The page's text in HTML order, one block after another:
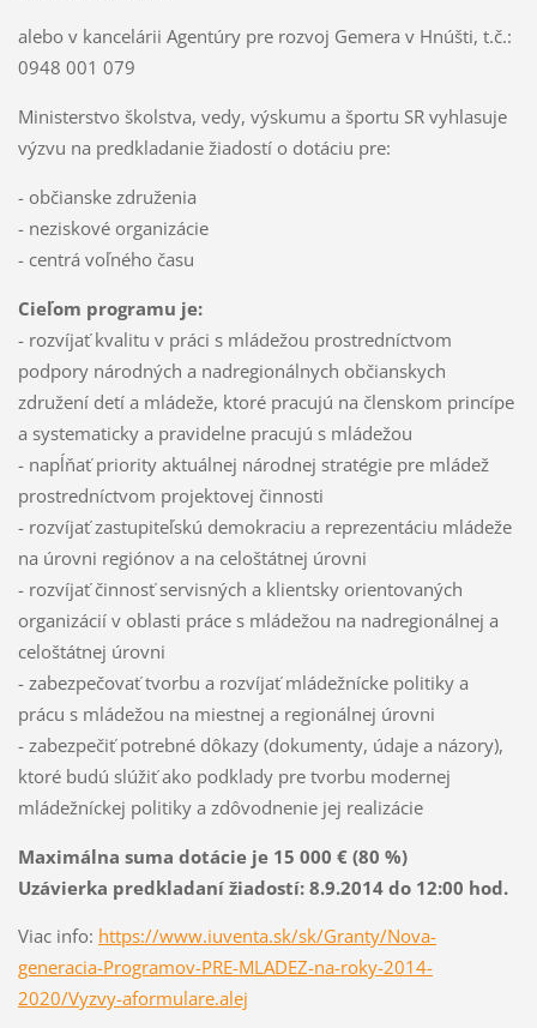
alebo v kancelárii Agentúry pre rozvoj Gemera v Hnúšti, t.č.:
0948 001 079
Ministerstvo školstva, vedy, výskumu a športu SR vyhlasuje
výzvu na predkladanie žiadostí o dotáciu pre:
- občianske združenia
- neziskové organizácie
- centrá voľného času
Cieľom programu je:
- rozvíjať kvalitu v práci s mládežou prostredníctvom
podpory národných a nadregionálnych občianskych
združení detí a mládeže, ktoré pracujú na členskom princípe
a systematicky a pravidelne pracujú s mládežou
- napĺňať priority aktuálnej národnej stratégie pre mládež
prostredníctvom projektovej činnosti
- rozvíjať zastupiteľskú demokraciu a reprezentáciu mládeže
na úrovni regiónov a na celoštátnej úrovni
- rozvíjať činnosť servisných a klientsky orientovaných
organizácií v oblasti práce s mládežou na nadregionálnej a
celoštátnej úrovni
- zabezpečovať tvorbu a rozvíjať mládežnícke politiky a
prácu s mládežou na miestnej a regionálnej úrovni
- zabezpečiť potrebné dôkazy (dokumenty, údaje a názory),
ktoré budú slúžiť ako podklady pre tvorbu modernej
mládežníckej politiky a zdôvodnenie jej realizácie
Maximálna suma dotácie je 15 000 € (80 %)
Uzávierka predkladaní žiadostí: 8.9.2014 do 12:00 hod.
Viac info: https://www.iuventa.sk/sk/Granty/Nova-
generacia-Programov-PRE-MLADEZ-na-roky-2014-
2020/Vyzvy-aformulare.alej